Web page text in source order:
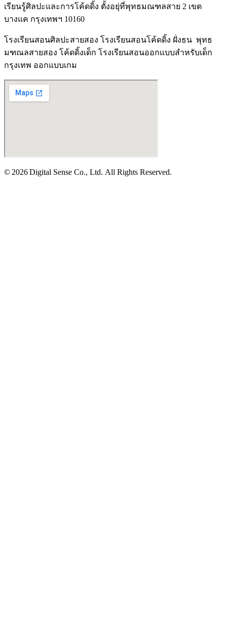
เรียนรู้ศิลปะและการโค้ดดิ้ง ตั้งอยุ่ที่พุทธมณฑลสาย 2 เขต
บางแค กรุงเทพฯ 10160
โรงเรียนสอนศิลปะสายสอง โรงเรียนสอนโค้ดดิ้ง ฝั่งธน พุทธ
มฑณลสายสอง โค้ดดิ้งเด็ก โรงเรียนสอนออกแบบสำหรับเด็ก
กรุงเทพ ออกแบบเกม
© 2026 Digital Sense Co., Ltd. All Rights Reserved.